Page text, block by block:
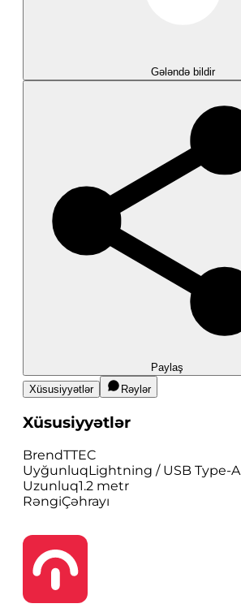
Gələndə bildir
Paylaş
Xüsusiyyətlər
Rəylər
Xüsusiyyətlər
BrendTTEC
UyğunluqLightning / USB Type-A
Uzunluq1.2 metr
RəngiÇəhrayı